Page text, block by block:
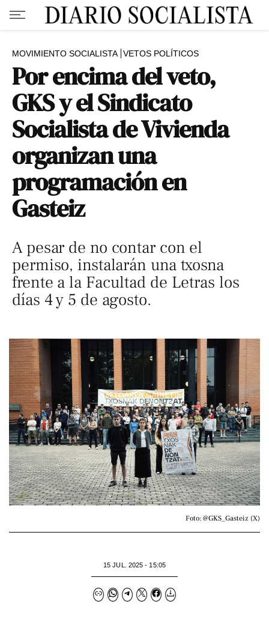
MOVIMIENTO SOCIALISTA VETOS POLÍTICOS
Por encima del veto,
GKS y el Sindicato
Socialista de Vivienda
organizan una
programación en
Gasteiz
A pesar de no contar con el
permiso, instalarán una txosna
frente a la Facultad de Letras los
días 4 y 5 de agosto.
Foto: @GKS_Gasteiz (X)
15 JUL. 2025 - 15:05